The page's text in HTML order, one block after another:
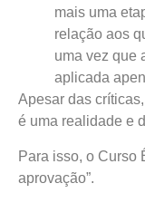
mais uma
relação aos
uma vez que
aplicada
Apesar das
é uma realidade e
Para isso, o Curso
aprovação”.